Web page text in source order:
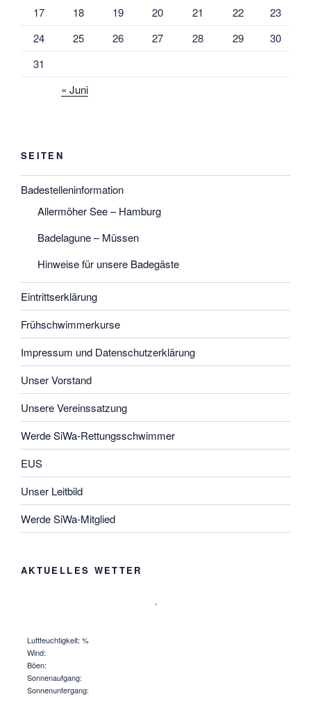
17
18 19 20 21 22
23
24
25 26 27 28 29
30
31
« Juni
SEITEN
Badestelleninformation
Allermöher See – Hamburg
Badelagune – Müssen
Hinweise für unsere Badegäste
Eintrittserklärung
Frühschwimmerkurse
Impressum und Datenschutzerklärung
Unser Vorstand
Unsere Vereinssatzung
Werde SiWa-Rettungsschwimmer
EUS
Unser Leitbild
Werde SiWa-Mitglied
AKTUELLES WETTER
,
Luftfeuchtigkeit: %
Wind:
Böen:
Sonnenaufgang:
Sonnenuntergang: